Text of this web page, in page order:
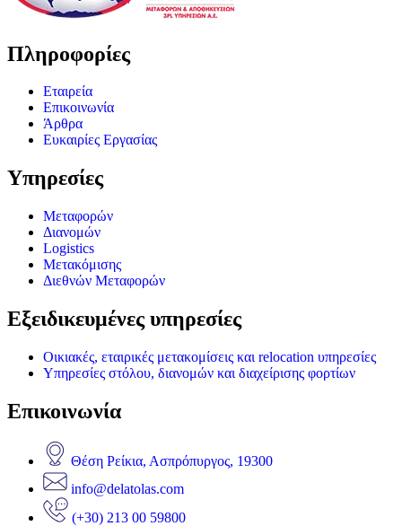
Πληροφορίες
Εταιρεία
Επικοινωνία
Άρθρα
Ευκαιρίες Εργασίας
Υπηρεσίες
Μεταφορών
Διανομών
Logistics
Μετακόμισης
Διεθνών Μεταφορών
Εξειδικευμένες υπηρεσίες
Οικιακές, εταιρικές μετακομίσεις και relocation υπηρεσίες
Υπηρεσίες στόλου, διανομών και διαχείρισης φορτίων
Επικοινωνία
Θέση Ρείκια, Ασπρόπυργος, 19300
info@delatolas.com
(+30) 213 00 59800